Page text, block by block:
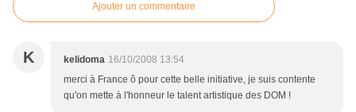
Ajouter un commentaire
K kelidoma 16/10/2008 13:54
merci à France ô pour cette belle initiative, je suis contente
qu'on mette à l'honneur le talent artistique des DOM !